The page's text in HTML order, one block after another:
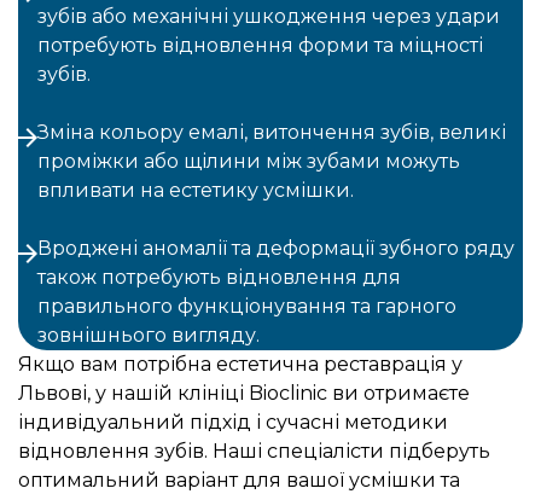
зубів або механічні ушкодження через удари
потребують відновлення форми та міцності
зубів.
Зміна кольору емалі, витончення зубів, великі
проміжки або щілини між зубами можуть
впливати на естетику усмішки.
Вроджені аномалії та деформації зубного ряду
також потребують відновлення для
правильного функціонування та гарного
зовнішнього вигляду.
Якщо вам потрібна естетична реставрація у
Львові, у нашій клініці Bioclinic ви отримаєте
індивідуальний підхід і сучасні методики
відновлення зубів. Наші спеціалісти підберуть
оптимальний варіант для вашої усмішки та